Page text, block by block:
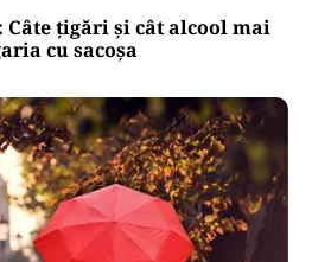
țigări și cât alcool mai
cu sacoșa